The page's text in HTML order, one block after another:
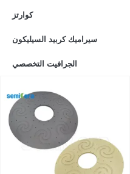
كوارتز
سيراميك كربيد السيليكون
الجرافيت التخصصي